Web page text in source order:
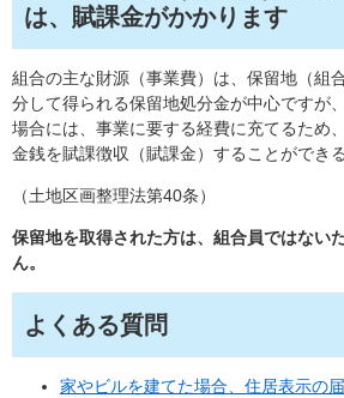
は、賦課金がかかります
組合の主な財源（事業費）は、保留地（組
分して得られる保留地処分金が中心ですが
場合には、事業に要する経費に充てるため
金銭を賦課徴収（賦課金）することができ
（土地区画整理法第40条）
保留地を取得された方は、組合員ではない
ん。
よくある質問
家やビルを建てた場合、住居表示の